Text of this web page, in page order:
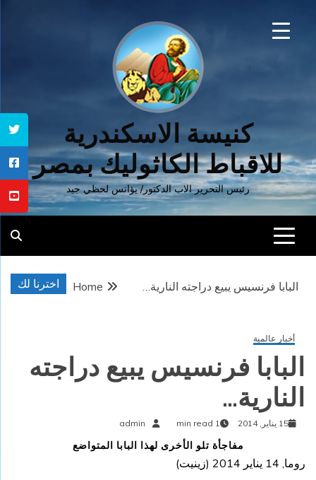
كنيسة الاسكندرية
للاقباط الكاثوليك بمصر
رئيس التحرير الاب الدكتور/ يؤانس لحظي جيد
اخترنا لك Home البابا فرنسيس يبيع دراجته النارية…
أخبار عالمية
البابا فرنسيس يبيع دراجته
النارية…
15 يناير, 2014 1 min read
admin
مفاجأة تلو الأخرى لهذا البابا المتواضع
روما, 14 يناير 2014 ( زينيت)